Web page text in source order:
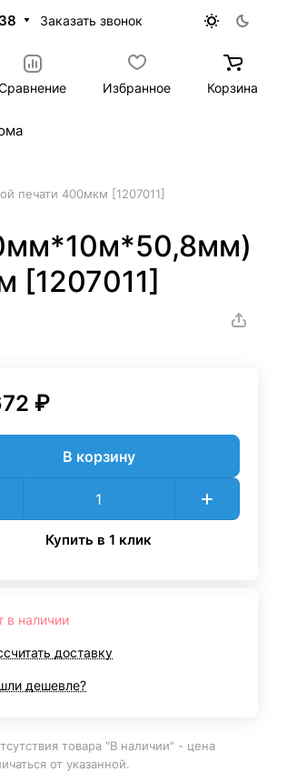
Заказать звонок
Избранное Корзина
печати 400мкм [1207011]
[1207011]
₽
В корзину
Купить в 1 клик
в наличии
доставку
дешевле?
товара "В наличии" - цена
от указанной.